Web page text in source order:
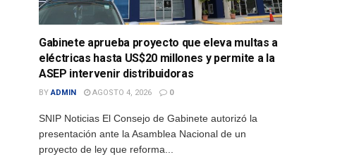
Gabinete aprueba proyecto que eleva multas a
eléctricas hasta US$20 millones y permite a la
ASEP intervenir distribuidoras
BY ADMIN AGOSTO 4, 2026 0
SNIP Noticias El Consejo de Gabinete autorizó la
presentación ante la Asamblea Nacional de un
proyecto de ley que reforma...